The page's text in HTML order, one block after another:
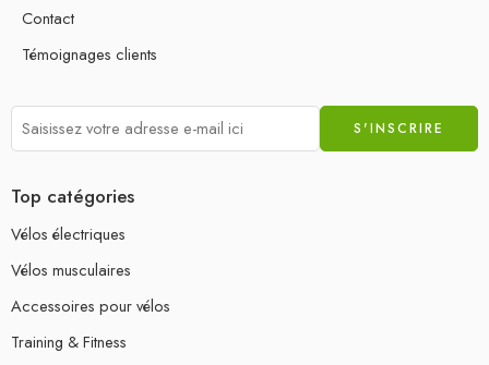
Contact
Témoignages clients
Top catégories
Vélos électriques
Vélos musculaires
Accessoires pour vélos
Training & Fitness